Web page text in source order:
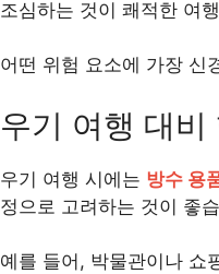
조심하는 것이 쾌적한 여
어떤 위험 요소에 가장 신
우기 여행 대비
우기 여행 시에는 방수 용
정으로 고려하는 것이 좋
예를 들어, 박물관이나 쇼